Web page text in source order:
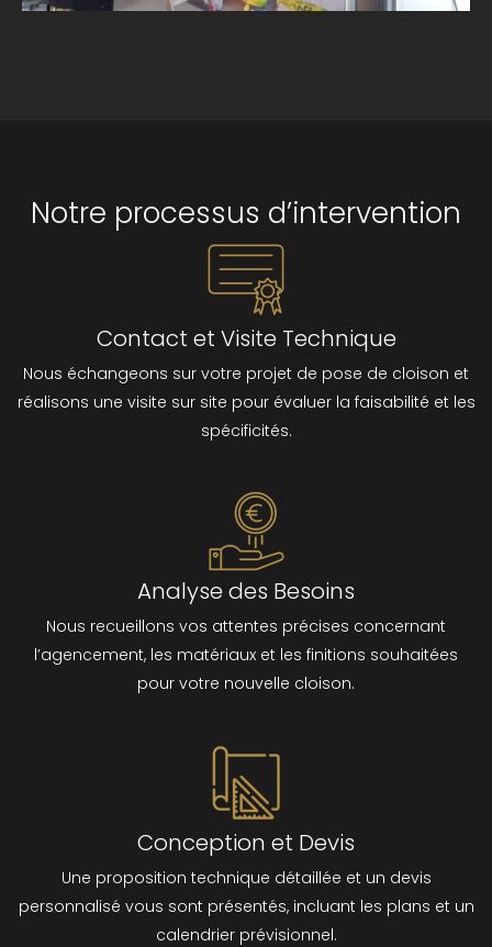
Notre processus d’intervention
Contact et Visite Technique
Nous échangeons sur votre projet de pose de cloison et
réalisons une visite sur site pour évaluer la faisabilité et les
spécificités.
Analyse des Besoins
Nous recueillons vos attentes précises concernant
l’agencement, les matériaux et les finitions souhaitées
pour votre nouvelle cloison.
Conception et Devis
Une proposition technique détaillée et un devis
personnalisé vous sont présentés, incluant les plans et un
calendrier prévisionnel.